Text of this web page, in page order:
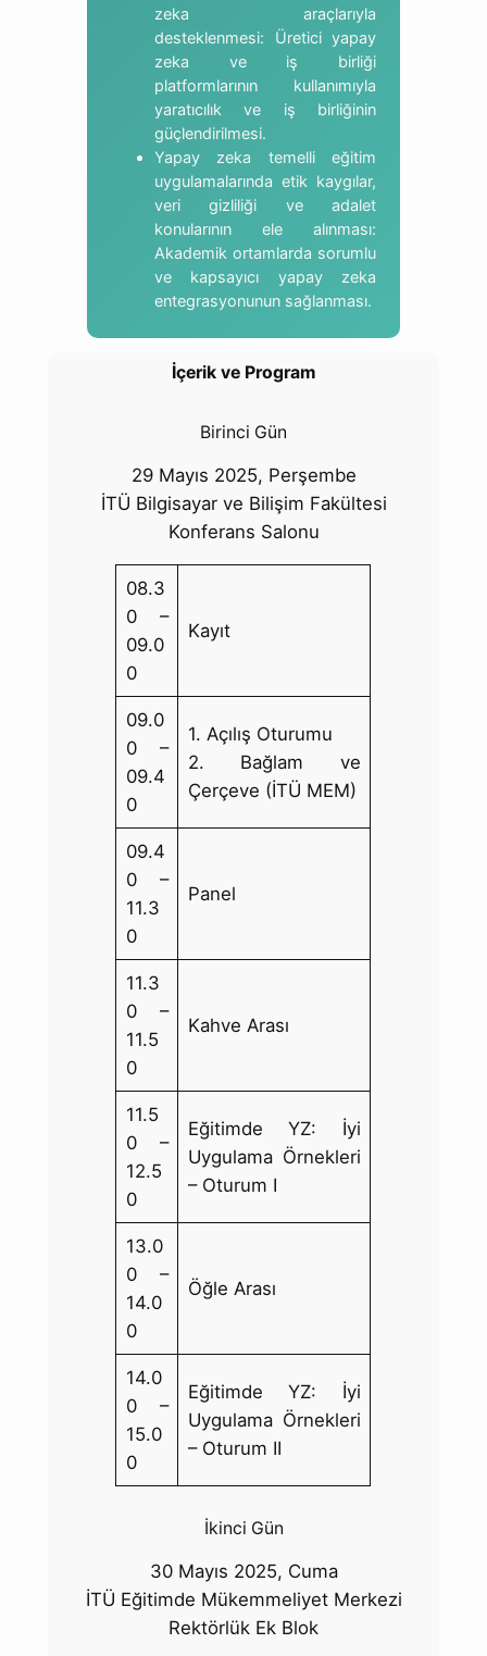
zeka araçlarıyla
desteklenmesi: Üretici yapay
zeka ve iş birliği
platformlarının kullanımıyla
yaratıcılık ve iş birliğinin
güçlendirilmesi.
Yapay zeka temelli eğitim
uygulamalarında etik kaygılar,
veri gizliliği ve adalet
konularının ele alınması:
Akademik ortamlarda sorumlu
ve kapsayıcı yapay zeka
entegrasyonunun sağlanması.
İçerik ve Program
Birinci Gün
29 Mayıs 2025, Perşembe
İTÜ Bilgisayar ve Bilişim Fakültesi
Konferans Salonu
08.3
0 –
09.0
0
Kayıt
09.0
0 –
09.4
0
1. Açılış Oturumu
2. Bağlam ve
Çerçeve (İTÜ MEM)
09.4
0 –
11.3
0
Panel
11.3
0 –
11.5
0
Kahve Arası
11.5
0 –
12.5
0
Eğitimde YZ: İyi
Uygulama Örnekleri
– Oturum I
13.0
0 –
14.0
0
Öğle Arası
14.0
0 –
15.0
0
Eğitimde YZ: İyi
Uygulama Örnekleri
– Oturum II
İkinci Gün
30 Mayıs 2025, Cuma
İTÜ Eğitimde Mükemmeliyet Merkezi
Rektörlük Ek Blok